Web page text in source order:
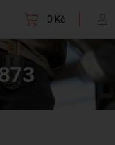
0 Kč